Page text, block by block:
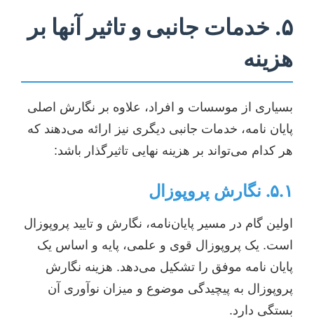
۵. خدمات جانبی و تاثیر آنها بر
هزینه
بسیاری از موسسات و افراد، علاوه بر نگارش اصلی
پایان نامه، خدمات جانبی دیگری نیز ارائه می‌دهند که
هر کدام می‌تواند بر هزینه نهایی تاثیرگذار باشد:
۵.۱. نگارش پروپوزال
اولین گام در مسیر پایان‌نامه، نگارش و تایید پروپوزال
است. یک پروپوزال قوی و علمی، پایه و اساس یک
پایان نامه موفق را تشکیل می‌دهد. هزینه نگارش
پروپوزال به پیچیدگی موضوع و میزان نوآوری آن
بستگی دارد.